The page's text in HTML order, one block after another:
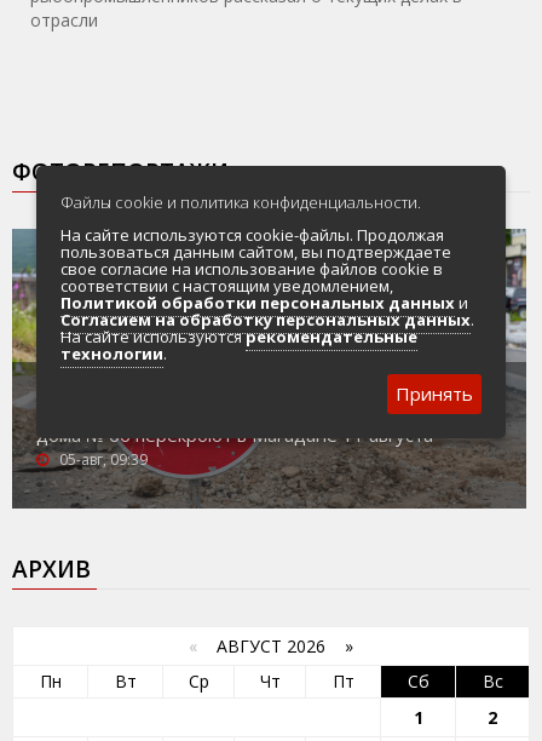
отрасли
ФОТОРЕПОРТАЖИ
Движение на участке улицы Пролетарской в районе
дома № 66 перекроют в Магадане 11 августа
05-авг, 09:39
АРХИВ
« АВГУСТ 2026 »
Пн
Вт Ср Чт Пт Сб
Вс
1
2
Файлы cookie и политика конфиденциальности.
На сайте используются cookie-файлы. Продолжая
пользоваться данным сайтом, вы подтверждаете
свое согласие на использование файлов cookie в
соответствии с настоящим уведомлением,
Политикой обработки персональных данныхи
Согласием на обработку персональных данных.
На сайте используютсярекомендательные
технологии.
Принять